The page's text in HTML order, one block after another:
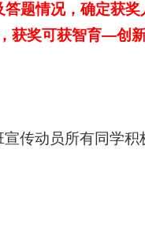
题情况，确定获奖
获奖可获智育—创
传动员所有同学积
党